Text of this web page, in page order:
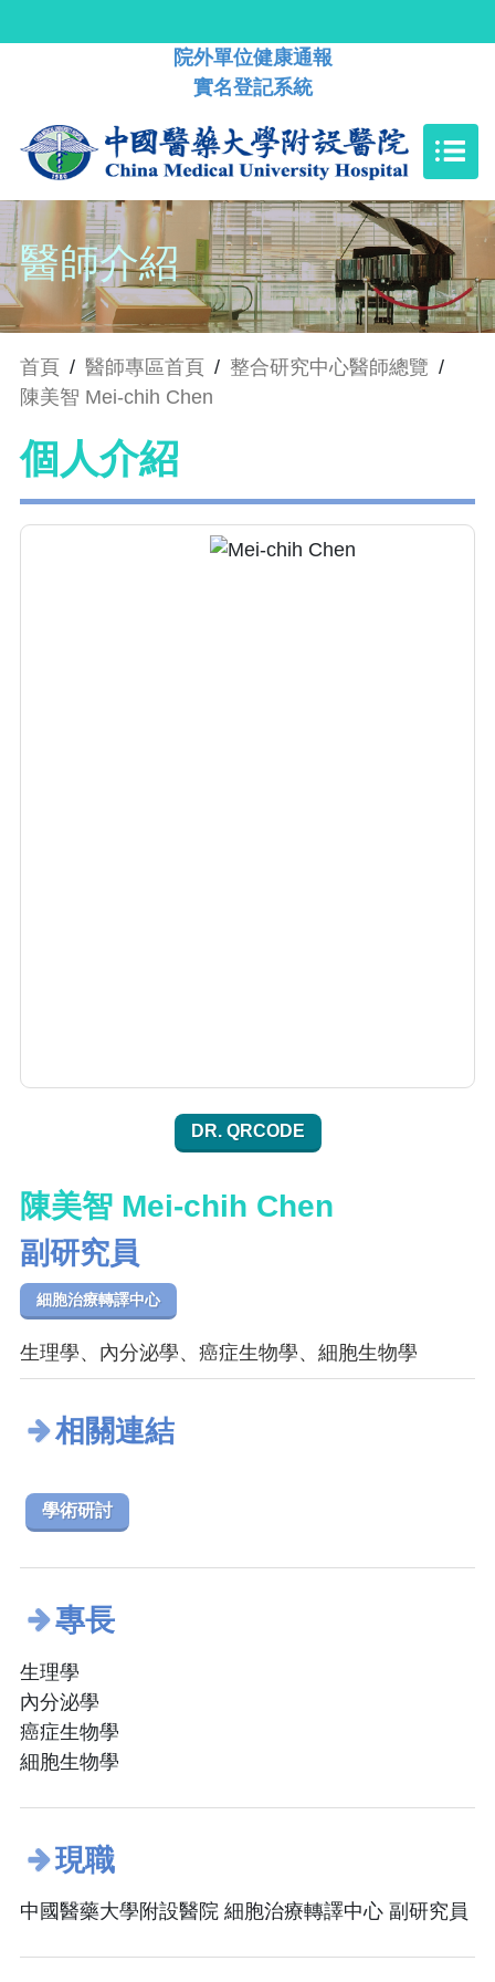
院外單位健康通報
實名登記系統
醫師介紹
首頁 / 醫師專區首頁 / 整合研究中心醫師總覽 /
陳美智 Mei-chih Chen
個人介紹
DR. QRCODE
陳美智 Mei-chih Chen
副研究員
細胞治療轉譯中心
生理學、內分泌學、癌症生物學、細胞生物學
相關連結
學術研討
專長
生理學
內分泌學
癌症生物學
細胞生物學
現職
中國醫藥大學附設醫院 細胞治療轉譯中心 副研究員